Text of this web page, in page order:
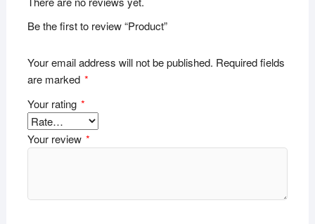
Be the first to review “Product”
Your email address will not be published. Required fields
are marked *
Your rating *
Your review *